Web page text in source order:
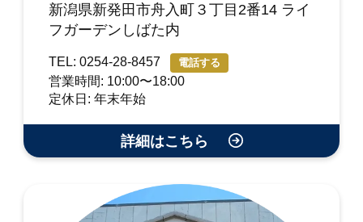
新潟県新発田市舟入町３丁目2番14 ライ
フガーデンしばた内
TEL: 0254-28-8457 電話する
営業時間: 10:00〜18:00
定休日: 年末年始
詳細はこちら